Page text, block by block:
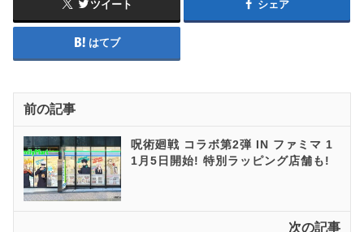
ツイート シェア
はてブ
前の記事
呪術廻戦 コラボ第2弾 IN ファミマ 1
1月5日開始! 特別ラッピング店舗も!
次の記事